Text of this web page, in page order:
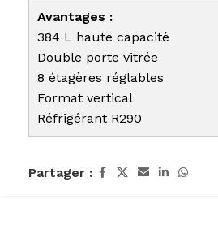
Avantages :
384 L haute capacité
Double porte vitrée
8 étagères réglables
Format vertical
Réfrigérant R290
Partager :